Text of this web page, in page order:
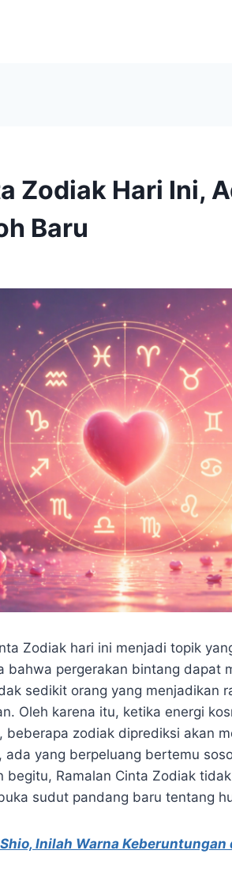
Zodiak Hari Ini,
Baru
Zodiak hari ini menjadi topik
bahwa pergerakan bintang dapat
sedikit orang yang menjadikan
Oleh karena itu, ketika energi
beberapa zodiak diprediksi akan
ada yang berpeluang bertemu
begitu, Ramalan Cinta Zodiak
sudut pandang baru tentang
Inilah Warna